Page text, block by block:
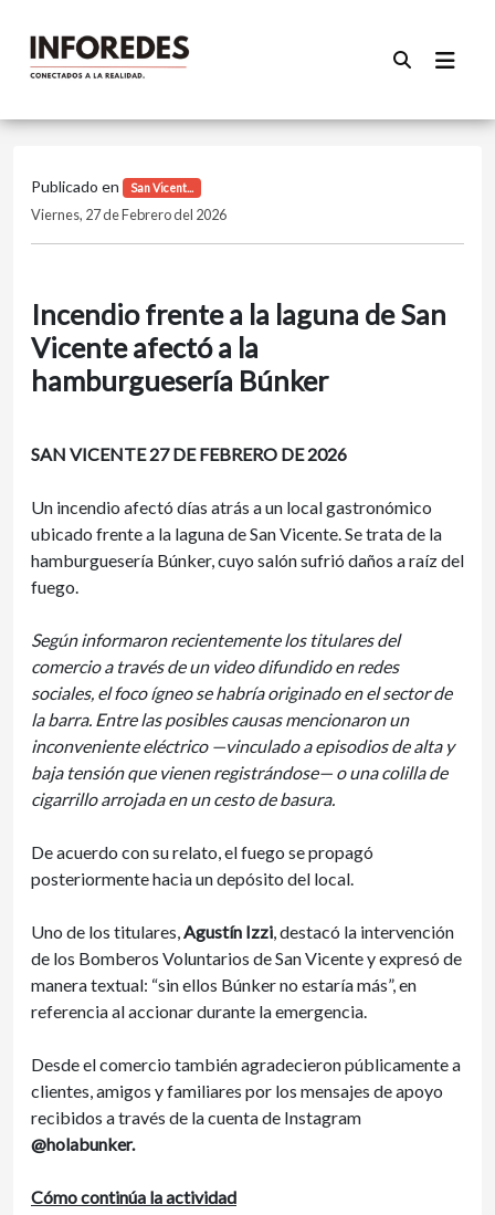
Publicado en San Vicent...
Viernes, 27 de Febrero del 2026
Incendio frente a la laguna de San
Vicente afectó a la
hamburguesería Búnker
SAN VICENTE 27 DE FEBRERO DE 2026
Un incendio afectó días atrás a un local gastronómico
ubicado frente a la laguna de San Vicente. Se trata de la
hamburguesería Búnker, cuyo salón sufrió daños a raíz del
fuego.
Según informaron recientemente los titulares del
comercio a través de un video difundido en redes
sociales, el foco ígneo se habría originado en el sector de
la barra. Entre las posibles causas mencionaron un
inconveniente eléctrico —vinculado a episodios de alta y
baja tensión que vienen registrándose— o una colilla de
cigarrillo arrojada en un cesto de basura.
De acuerdo con su relato, el fuego se propagó
posteriormente hacia un depósito del local.
Uno de los titulares,Agustín Izzi, destacó la intervención
de los Bomberos Voluntarios de San Vicente y expresó de
manera textual: “sin ellos Búnker no estaría más”, en
referencia al accionar durante la emergencia.
Desde el comercio también agradecieron públicamente a
clientes, amigos y familiares por los mensajes de apoyo
recibidos a través de la cuenta de Instagram
@holabunker.
Cómo continúa la actividad